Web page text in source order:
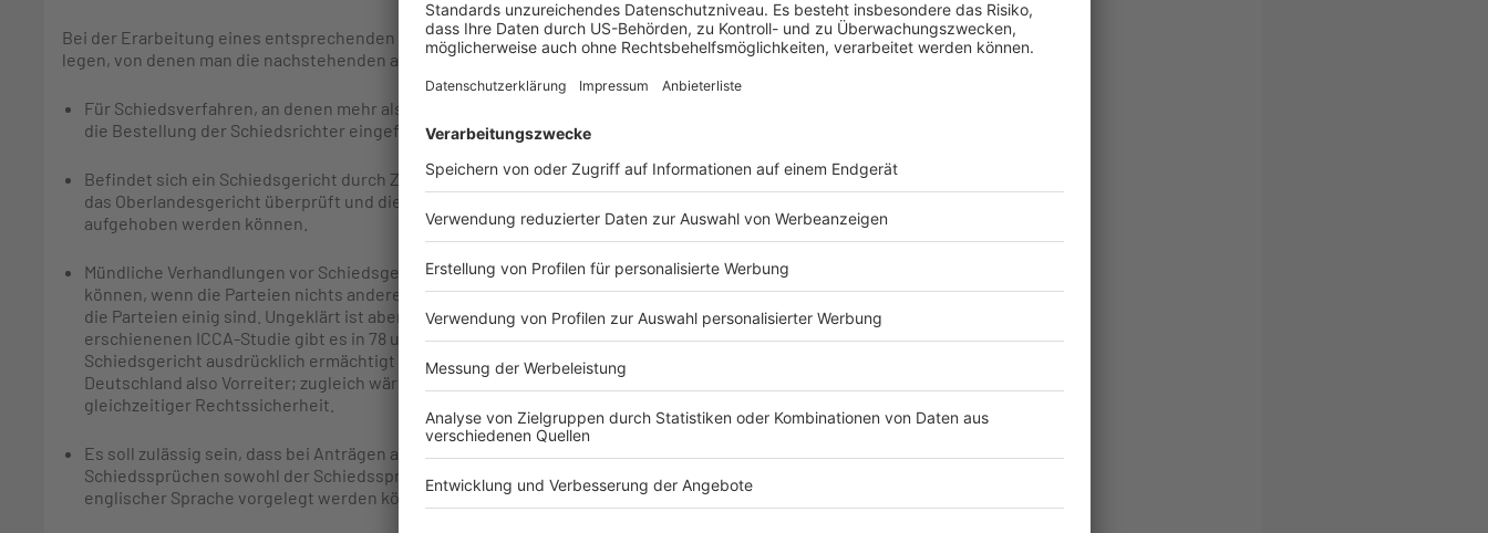
Bei der Erarbeitung eines entsprechenden Gesetzesentwurfs will das BMJ zwölf Eckpunkte zugrunde
legen, von denen man die nachstehenden als besonders interessant einordnen kann:
Für Schiedsverfahren, an denen mehr als zwei Parteien teilnehmen, soll eine gesetzliche Regelung für
die Bestellung der Schiedsrichter eingeführt werden.
Befindet sich ein Schiedsgericht durch Zwischenentscheid für unzuständig, soll dies zukünftig durch
das Oberlandesgericht überprüft und die entsprechende Entscheidung gegebenenfalls gerichtlich
aufgehoben werden können.
Mündliche Verhandlungen vor Schiedsgerichten sollen per Videokonferenz durchgeführt werden
können, wenn die Parteien nichts anderes vereinbart haben. Das ist an sich nichts Neues, sofern sich
die Parteien einig sind. Ungeklärt ist aber, wie die Rechtslage bei Uneinigkeit ist. Nach einer 2022
erschienenen ICCA-Studie gibt es in 78 untersuchten Jurisdiktionen nur zwei, in denen das
Schiedsgericht ausdrücklich ermächtigt wird, eine virtuelle Verhandlung anzuordnen. Hier wäre
Deutschland also Vorreiter; zugleich wäre eine solche Regelung ein Beitrag zur Effizienzsteigerung bei
gleichzeitiger Rechtssicherheit.
Es soll zulässig sein, dass bei Anträgen auf Vollstreckbarerklärung oder Aufhebung von
Schiedssprüchen sowohl der Schiedsspruch selbst als auch die begleitenden Schriftstücke in
englischer Sprache vorgelegt werden können.